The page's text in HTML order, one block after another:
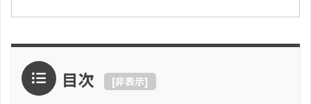
目次 [非表示]